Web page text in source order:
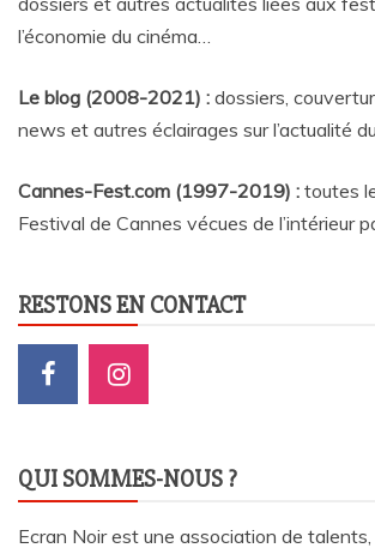
l’économie du cinéma…
Le blog (2008-2021) : dossiers,
news et autres éclairages sur l’actualité
Cannes-Fest.com (1997-2019) : toutes
Festival de Cannes vécues de l’intérieur
RESTONS EN CONTACT
QUI SOMMES-NOUS ?
Ecran Noir est une association de talents,